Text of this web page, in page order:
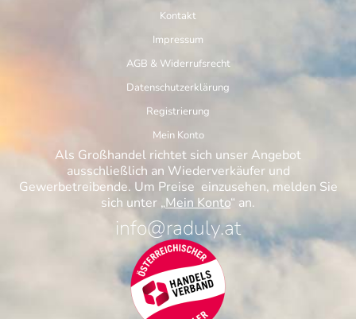
Kontakt
Impressum
AGB & Widerrufsrecht
Datenschutzerklärung
Registrierung
Mein Konto
Als Großhandel richtet sich unser Angebot
ausschließlich an Wiederverkäufer und
Gewerbetreibende. Um Preise einzusehen, melden Sie
sich unter „Mein Konto“ an.
info@raduly.at